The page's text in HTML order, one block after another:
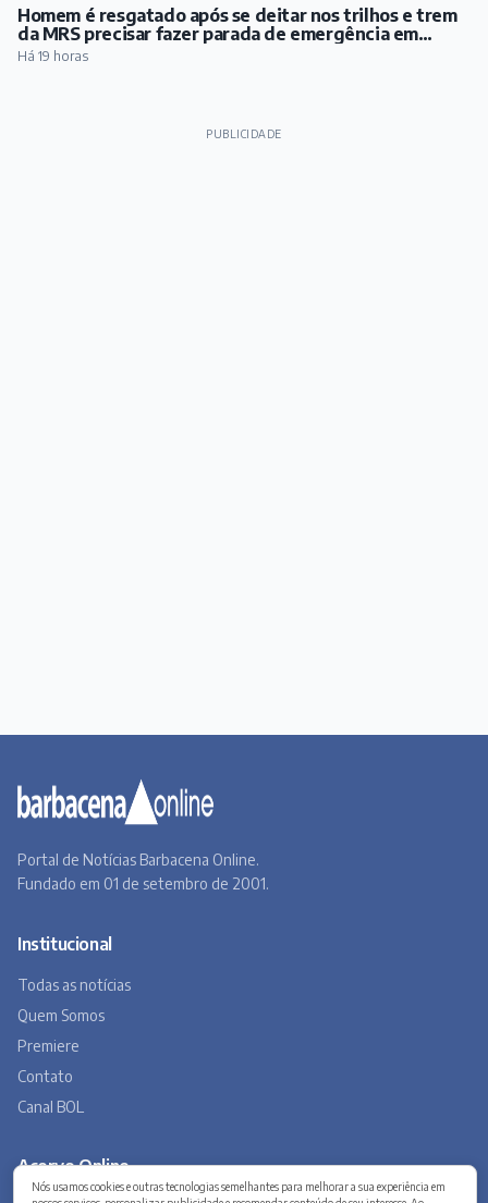
Nós usamos cookies e outras tecnologias semelhantes para melhorar a sua experiência em
Homem é resgatado após se deitar nos trilhos e trem
da MRS precisar fazer parada de emergência em
Santos Dumont
Há 19 horas
PUBLICIDADE
Portal de Notícias Barbacena Online.
Fundado em 01 de setembro de 2001.
Institucional
Todas as notícias
Quem Somos
Premiere
Contato
Canal BOL
Acervo Online